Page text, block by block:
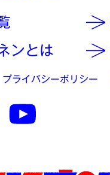
ンとは
プライバシーポリシー